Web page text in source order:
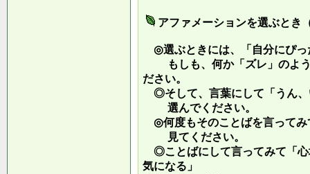
アファメーションを選ぶとき
◎選ぶときには、「自分にぴっ
もしも、何か「ズレ」のよう
ださい。
◎そして、言葉にして「うん、
選んでください。
◎何度もそのことばを言ってみ
見てください。
◎ことばにして言ってみて「心
気になる」